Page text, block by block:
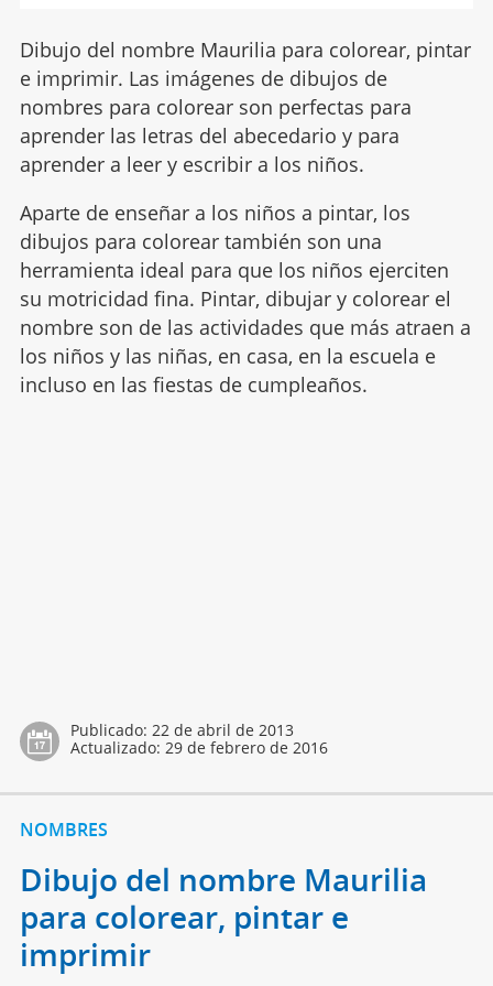
Dibujo del nombre Maurilia para colorear, pintar
e imprimir. Las imágenes de dibujos de
nombres para colorear son perfectas para
aprender las letras del abecedario y para
aprender a leer y escribir a los niños.
Aparte de enseñar a los niños a pintar, los
dibujos para colorear también son una
herramienta ideal para que los niños ejerciten
su motricidad fina. Pintar, dibujar y colorear el
nombre son de las actividades que más atraen a
los niños y las niñas, en casa, en la escuela e
incluso en las fiestas de cumpleaños.
Publicado: 22 de abril de 2013
Actualizado: 29 de febrero de 2016
NOMBRES
Dibujo del nombre Maurilia
para colorear, pintar e
imprimir